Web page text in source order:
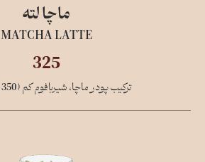
ماچا لته
MATCHA LATTE
325
ترکیب پودر ماچا، شیربافوم کم (350 میلی لیتر)